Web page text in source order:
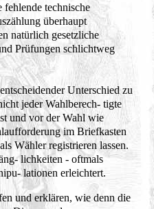
technische
überhaupt
natürlich gesetzliche
Prüfungen schlichtweg
Unterschied zu
jeder Wahlberech- tigte
und vor der Wahl wie
im Briefkasten
Wähler registrieren lassen.
lichkeiten - oftmals
lationen erleichtert.
und erklären, wie denn die